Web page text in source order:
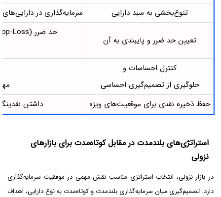
تنوع‌بخشی به سبد دارایی
سرمایه‌گذاری در
تعیین حد ضرر و پایبندی به آن
حد ضرر (Stop-Loss) سطحی است که سرمایه‌گذار با رسیدن قیمت به آن، تصمیم به فروش دارایی می‌گیرد.
کنترل احساسات و
جلوگیری از تصمیم‌گیری احساسی
حفظ ذخیره نقدی برای موقعیت‌های ویژه
داشتن
استراتژی‌های بلندمدت در مقابل کوتاه‌مدت برای بازارهای
نزولی
در بازار نزولی، انتخاب استراتژی مناسب نقش مهمی در موفقیت سرمایه‌گذاری
دارد. تصمیم‌گیری میان سرمایه‌گذاری بلندمدت و کوتاه‌مدت به نوع دارایی، اهداف